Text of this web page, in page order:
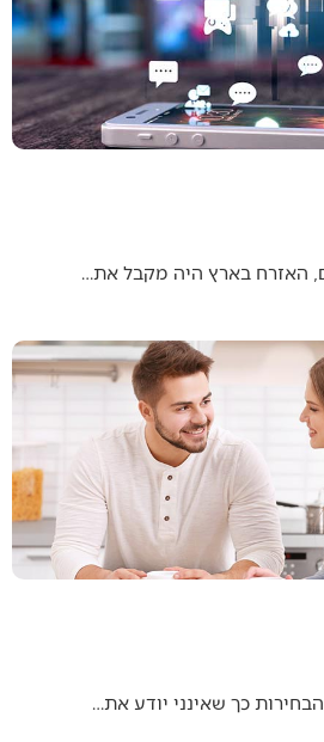
האזרח בארץ היה מקבל את…
כך שאינני יודע את…